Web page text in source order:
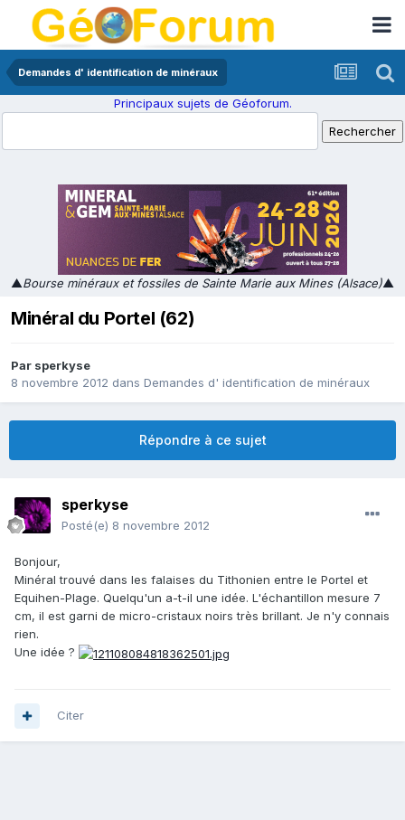
Demandes d' identification de minéraux
Principaux sujets de Géoforum.
▲Bourse minéraux et fossiles de Sainte Marie aux Mines (Alsace)▲
Minéral du Portel (62)
Par sperkyse
8 novembre 2012 dans Demandes d' identification de minéraux
Répondre à ce sujet
sperkyse
Posté(e) 8 novembre 2012
Bonjour,
Minéral trouvé dans les falaises du Tithonien entre le Portel et
Equihen-Plage. Quelqu'un a-t-il une idée. L'échantillon mesure 7
cm, il est garni de micro-cristaux noirs très brillant. Je n'y connais
rien.
Une idée ?
Citer